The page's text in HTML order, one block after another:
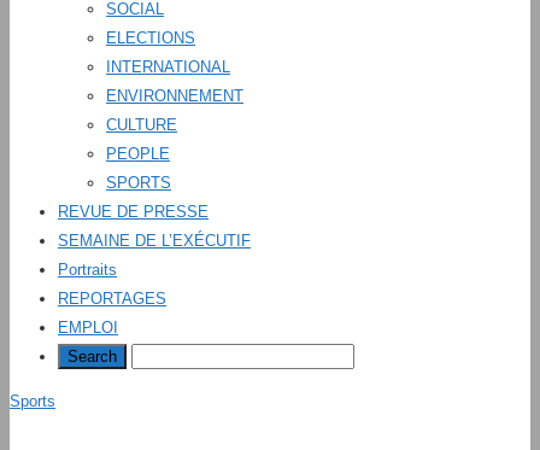
SOCIAL
ELECTIONS
INTERNATIONAL
ENVIRONNEMENT
CULTURE
PEOPLE
SPORTS
REVUE DE PRESSE
SEMAINE DE L’EXÉCUTIF
Portraits
REPORTAGES
EMPLOI
Sports